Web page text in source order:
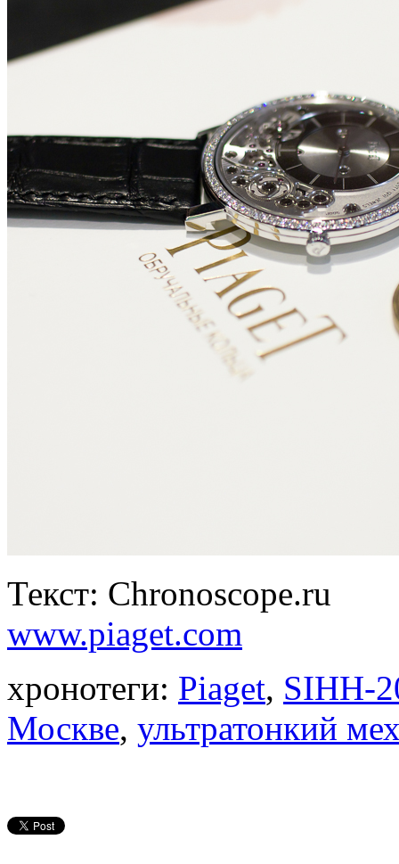
Текст: Chronoscope.ru
www.piaget.com
хронотеги: Piaget, SIHH-
Москве, ультратонкий